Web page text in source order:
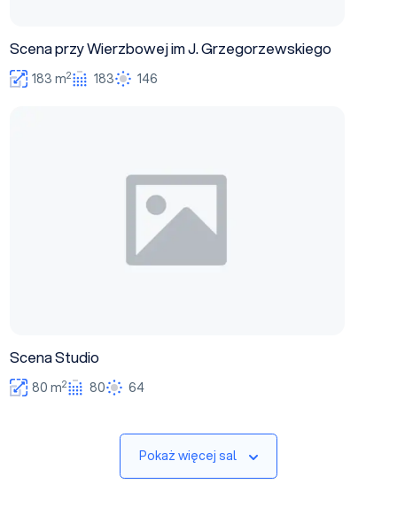
Scena przy Wierzbowej im J. Grzegorzewskiego
183 m2 183 146
Scena Studio
80 m2 80 64
Pokaż więcej sal